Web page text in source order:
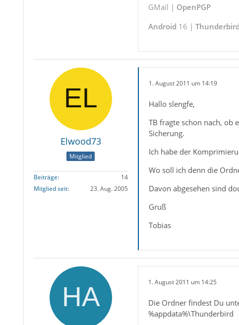
GMail | OpenPGP
Android 16 | Thunderbird
Elwood73
Mitglied
Beiträge
14
Mitglied seit
23. Aug. 2005
1. August 2011 um 14:19
Hallo slengfe,
TB fragte schon nach, ob
Sicherung.
Ich habe der
Wo soll ich denn die
Davon abgesehen sind
Gruß
Tobias
1. August 2011 um 14:25
Die Ordner findest Du
%appdata%\Thunderbird